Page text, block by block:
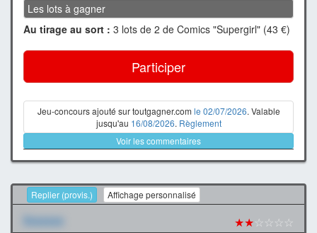
Les lots à gagner
Au tirage au sort : 3 lots de 2 de Comics "Supergirl" (43 €)
Participer
Jeu-concours ajouté sur toutgagner.com le 02/07/2026. Valable
jusqu'au 16/08/2026. Règlement
Voir les commentaires
Replier (provis.) Affichage personnalisé
Xxxxxxx ★★☆☆☆☆